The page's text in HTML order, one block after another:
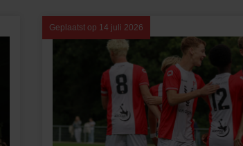
Geplaatst op 14 juli 2026